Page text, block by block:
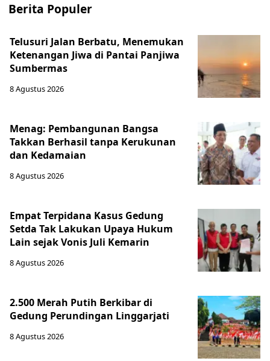
Berita Populer
Telusuri Jalan Berbatu, Menemukan
Ketenangan Jiwa di Pantai Panjiwa
Sumbermas
8 Agustus 2026
Menag: Pembangunan Bangsa
Takkan Berhasil tanpa Kerukunan
dan Kedamaian
8 Agustus 2026
Empat Terpidana Kasus Gedung
Setda Tak Lakukan Upaya Hukum
Lain sejak Vonis Juli Kemarin
8 Agustus 2026
2.500 Merah Putih Berkibar di
Gedung Perundingan Linggarjati
8 Agustus 2026